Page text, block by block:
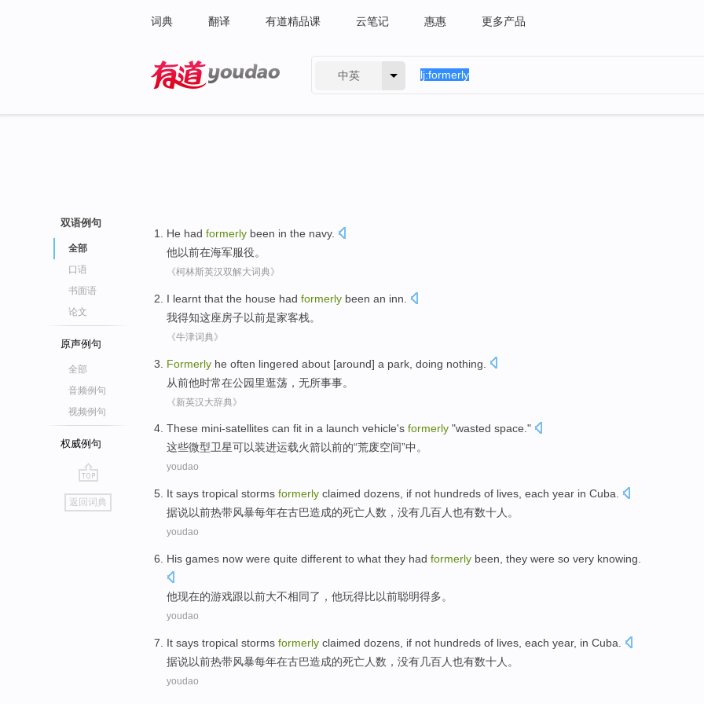
词典 翻译 有道精品课 云笔记 惠惠 更多产品
中英
双语例句
全部
口语
书面语
论文
原声例句
全部
音频例句
视频例句
权威例句
go
top
返回词典
He had formerly been in the navy.
他以前在海军服役。
《柯林斯英汉双解大词典》
I learnt that the house had formerly been an inn
我得知这座房子以前是家客栈。
《牛津词典》
Formerly he often lingered about [around] a park doing nothing
从前他时常在公园里逛荡 ， 无所事事。
《新英汉大辞典》
These mini-satellites can fit in a launch vehicle's formerly "wasted space."
这些微型卫星可以装进运载火箭以前的“荒废空间”中。
youdao
It says tropical storms formerly claimed dozens , if not hundreds of lives, each year in Cuba
据说以前热带风暴每年在古巴造成的死亡人数， 没有几百人也有数十人 。
youdao
His games now were quite different to what they had formerly been, they were so very knowing.
他现在的游戏跟以前大不相同了， 他玩得比以前聪明得多。
youdao
It says tropical storms formerly claimed dozens , if not hundreds of lives, each year, in Cuba
据说以前热带风暴每年在古巴造成的死亡人数， 没有几百人也有数十人 。
youdao